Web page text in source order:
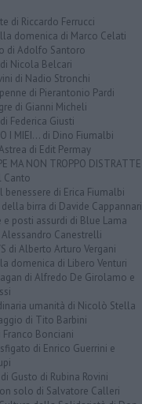
di Riccardo Ferrucci
domenica di Marco Celati
di Adolfo Santoro
Nicola Belcari
di Nadio Stronchi
di Pierantonio Pardi
di Gianni Micheli
Federica Giusti
I MIEI... di Dino Fiumalbi
di Edit Permay
MA NON TROPPO DISTRATTE
Canto
benessere di Erica Fiumalbi
birra di Davide Cappannari
e posti assurdi di Blue Lama
Canestrelli
di Alberto Arturo Vergani
domenica di Libero Venturi
di Alfredo De Girolamo e
umanità di Nicolò Stella
di Tito Barbini
Bonciani
di Enrico Guerrini e
Gusto di Rubina Rovini
solo di Salvatore Calleri